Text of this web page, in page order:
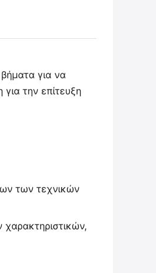
για να
την επίτευξη
των τεχνικών